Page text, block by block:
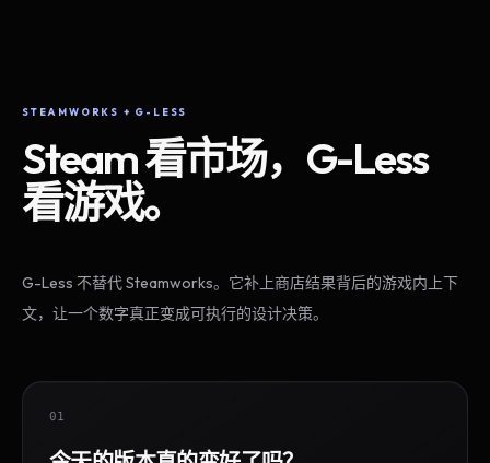
STEAMWORKS + G-LESS
Steam 看市场，G-Less
看游戏。
G-Less 不替代 Steamworks。它补上商店结果背后的游戏内上下
文，让一个数字真正变成可执行的设计决策。
01